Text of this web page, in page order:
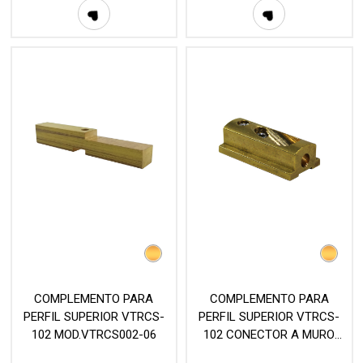
COMPLEMENTO PARA
PERFIL SUPERIOR VTRCS-
102 MOD.VTRCS002-06
COMPLEMENTO PARA
PERFIL SUPERIOR VTRCS-
102 CONECTOR A MURO